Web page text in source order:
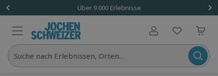
Über 9.000 Erlebnisse
Benutzerkonto
Suche nach Erlebnissen, Orten...